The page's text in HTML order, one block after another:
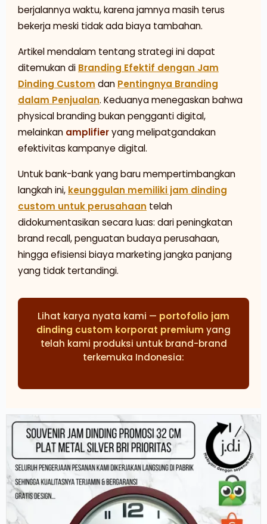
berjalannya waktu, karena jamnya masih terus
bekerja meski tidak ada biaya tambahan.
Artikel mendalam tentang strategi ini dapat
ditemukan di Branding Efektif dengan Jam
Dinding Custom dan Pentingnya Branding
dalam Penjualan. Keduanya menegaskan bahwa
physical branding bukan pengganti digital,
melainkan amplifieryang melipatgandakan
efektivitas kampanye digital.
Untuk bank-bank yang baru mempertimbangkan
langkah ini, keunggulan memiliki jam dinding
custom untuk perusahaan telah
didokumentasikan secara luas: dari peningkatan
brand recall, penguatan budaya perusahaan,
hingga efisiensi biaya marketing jangka panjang
yang tidak tertandingi.
Lihat karya nyata kami — portofolio jam
dinding custom korporat premium yang
telah kami produksi untuk brand-brand
terkemuka Indonesia: